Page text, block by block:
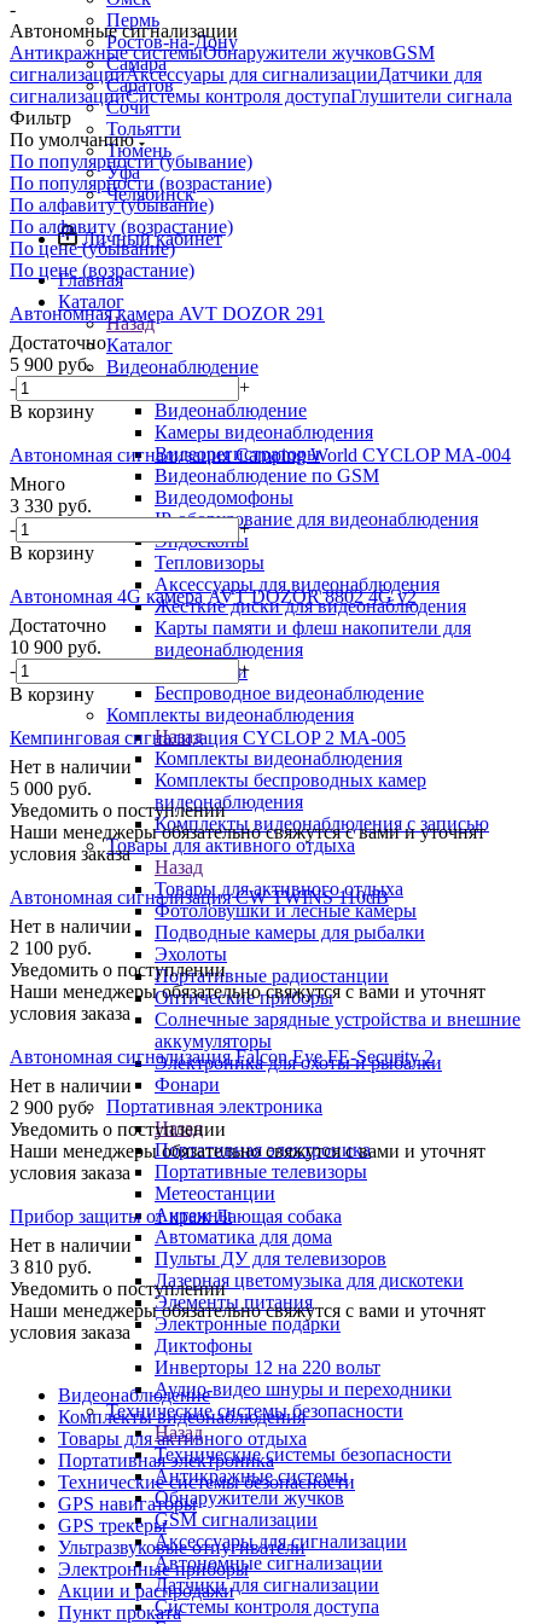
Пермь
Ростов-на-Дону
Самара
Саратов
Сочи
Тольятти
Тюмень
Уфа
Челябинск
Личный кабинет
Главная
Каталог
Назад
Каталог
Видеонаблюдение
Видеонаблюдение
Камеры видеонаблюдения
Видеорегистраторы
Видеонаблюдение по GSM
Видеодомофоны
IP-оборудование для видеонаблюдения
Эндоскопы
Тепловизоры
Аксессуары для видеонаблюдения
Жёсткие диски для видеонаблюдения
Карты памяти и флеш накопители для
видеонаблюдения
Видеоняни
Беспроводное видеонаблюдение
Комплекты видеонаблюдения
Назад
Комплекты видеонаблюдения
Комплекты беспроводных камер
видеонаблюдения
Комплекты видеонаблюдения с записью
Товары для активного отдыха
Назад
Товары для активного отдыха
Фотоловушки и лесные камеры
Подводные камеры для рыбалки
Эхолоты
Портативные радиостанции
Оптические приборы
Солнечные зарядные устройства и внешние
аккумуляторы
Электроника для охоты и рыбалки
Фонари
Портативная электроника
Назад
Портативная электроника
Портативные телевизоры
Метеостанции
Антенны
Автоматика для дома
Пульты ДУ для телевизоров
Лазерная цветомузыка для дискотеки
Элементы питания
Электронные подарки
Диктофоны
Инверторы 12 на 220 вольт
Аудио-видео шнуры и переходники
Технические системы безопасности
Назад
Технические системы безопасности
Антикражные системы
Обнаружители жучков
GSM сигнализации
Аксессуары для сигнализации
Автономные сигнализации
Датчики для сигнализации
Системы контроля доступа
-
Автономные сигнализации
Антикражные системыОбнаружители жучковGSM
сигнализацииАксессуары для сигнализацииДатчики для
сигнализацииСистемы контроля доступаГлушители сигнала
Фильтр
По умолчанию
По популярности (убывание)
По популярности (возрастание)
По алфавиту (убывание)
По алфавиту (возрастание)
По цене (убывание)
По цене (возрастание)
Автономная камера AVT DOZOR 291
Достаточно
5 900 руб.
-
+
В корзину
Автономная сигнализация Camping World CYCLOP MA-004
Много
3 330 руб.
-
+
В корзину
Автономная 4G камера AVT DOZOR 8802 4G v2
Достаточно
10 900 руб.
-
+
В корзину
Кемпинговая сигнализация CYCLOP 2 MA-005
Нет в наличии
5 000 руб.
Уведомить о поступлении
Наши менеджеры обязательно свяжутся с вами и уточнят
условия заказа
Автономная сигнализация CW TWINS 110dB
Нет в наличии
2 100 руб.
Уведомить о поступлении
Наши менеджеры обязательно свяжутся с вами и уточнят
условия заказа
Автономная сигнализация Falcon Eye FE-Security 2
Нет в наличии
2 900 руб.
Уведомить о поступлении
Наши менеджеры обязательно свяжутся с вами и уточнят
условия заказа
Прибор защиты от краж Лающая собака
Нет в наличии
3 810 руб.
Уведомить о поступлении
Наши менеджеры обязательно свяжутся с вами и уточнят
условия заказа
Видеонаблюдение
Комплекты видеонаблюдения
Товары для активного отдыха
Портативная электроника
Технические системы безопасности
GPS навигаторы
GPS трекеры
Ультразвуковые отпугиватели
Электронные приборы
Акции и распродажи
Пункт проката